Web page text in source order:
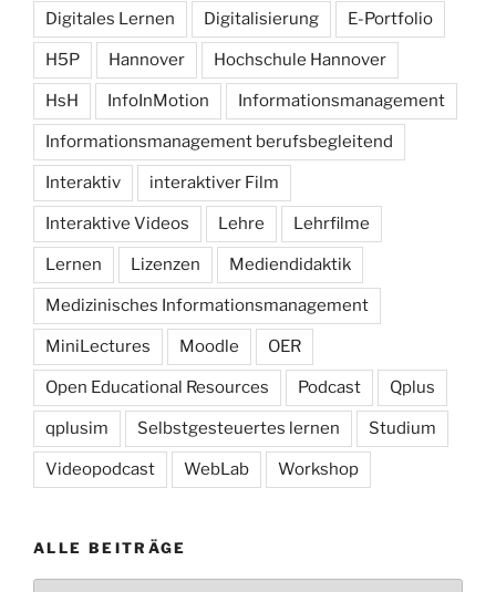
Digitales Lernen Digitalisierung E-Portfolio
H5P Hannover Hochschule Hannover
HsH InfoInMotion Informationsmanagement
Informationsmanagement berufsbegleitend
Interaktiv interaktiver Film
Interaktive Videos Lehre Lehrfilme
Lernen Lizenzen Mediendidaktik
Medizinisches Informationsmanagement
MiniLectures Moodle OER
Open Educational Resources Podcast Qplus
qplusim Selbstgesteuertes lernen Studium
Videopodcast WebLab Workshop
ALLE BEITRÄGE